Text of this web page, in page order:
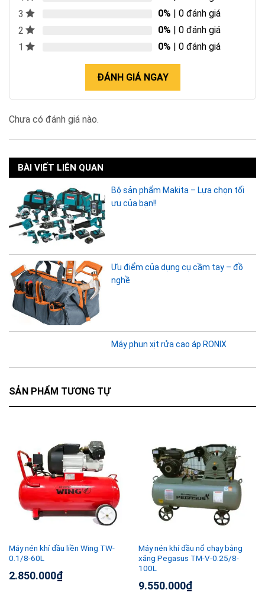
3
0% | 0 đánh giá
2
0% | 0 đánh giá
1
0% | 0 đánh giá
ĐÁNH GIÁ NGAY
Chưa có đánh giá nào.
BÀI VIẾT LIÊN QUAN
Bộ sản phẩm Makita – Lựa chọn tối
ưu của bạn!!
Ưu điểm của dụng cụ cầm tay – đồ
nghề
Máy phun xịt rửa cao áp RONIX
SẢN PHẨM TƯƠNG TỰ
Máy nén khí đầu liền Wing TW-
0.1/8-60L
2.850.000₫
Máy nén khí đầu nổ chạy bằng
xăng Pegasus TM-V-0.25/8-
100L
9.550.000₫